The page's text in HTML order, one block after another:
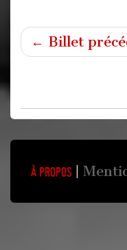
← Billet
À propos